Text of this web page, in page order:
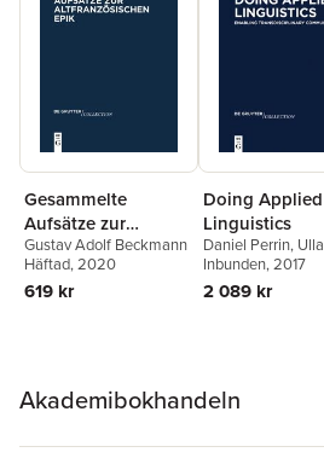
Gesammelte
Aufsätze zur
altfranzösischen
Epik
Gustav Adolf Beckmann
Häftad, 2020
619 kr
Doing Applied
Linguistics
Daniel Perrin, Ulla
Kleinberger
Inbunden, 2017
2 089 kr
Akademibokhandeln